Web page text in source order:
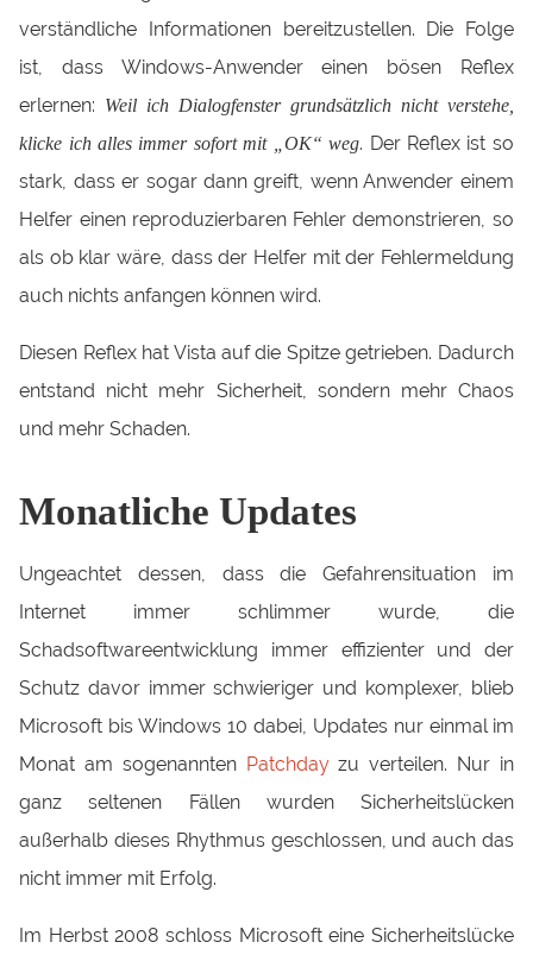
verständliche Informationen bereitzustellen. Die Folge
ist, dass Windows-Anwender einen bösen Reflex
erlernen: Weil ich Dialogfenster grundsätzlich nicht verstehe,
klicke ich alles immer sofort mit „OK“ weg. Der Reflex ist so
stark, dass er sogar dann greift, wenn Anwender einem
Helfer einen reproduzierbaren Fehler demonstrieren, so
als ob klar wäre, dass der Helfer mit der Fehlermeldung
auch nichts anfangen können wird.
Diesen Reflex hat Vista auf die Spitze getrieben. Dadurch
entstand nicht mehr Sicherheit, sondern mehr Chaos
und mehr Schaden.
Monatliche Updates
Ungeachtet dessen, dass die Gefahrensituation im
Internet immer schlimmer wurde, die
Schadsoftwareentwicklung immer effizienter und der
Schutz davor immer schwieriger und komplexer, blieb
Microsoft bis Windows 10 dabei, Updates nur einmal im
Monat am sogenannten Patchdayzu verteilen. Nur in
ganz seltenen Fällen wurden Sicherheitslücken
außerhalb dieses Rhythmus geschlossen, und auch das
nicht immer mit Erfolg.
Im Herbst 2008 schloss Microsoft eine Sicherheitslücke